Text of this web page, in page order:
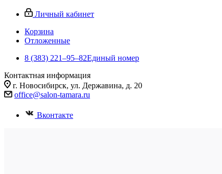
Личный кабинет
Корзина
Отложенные
8 (383) 221‒95‒82Единый номер
Контактная информация
г. Новосибирск, ул. Державина, д. 20
office@salon-tamara.ru
Вконтакте